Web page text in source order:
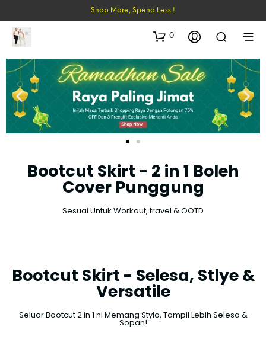
Shop More, Spend Less !
0
Bootcut Skirt - 2 in 1 Boleh
Cover Punggung
Sesuai Untuk Workout, travel & OOTD
Bootcut Skirt - Selesa, Stlye &
Versatile
Seluar Bootcut 2 in 1 ni Memang Stylo, Tampil Lebih Selesa &
Sopan!